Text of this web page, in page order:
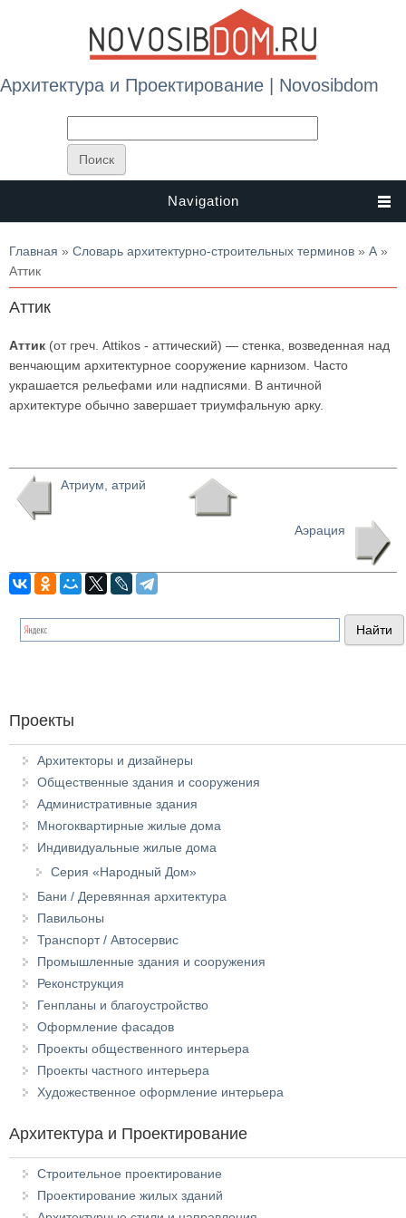
Архитектура и Проектирование | Novosibdom
Navigation
Вы здесь
Главная » Словарь архитектурно-строительных терминов » А »
Аттик
Аттик
Аттик (от греч. Attikos - аттический) — стенка, возведенная над
венчающим архитектурное сооружение карнизом. Часто
украшается рельефами или надписями. В античной
архитектуре обычно завершает триумфальную арку.
Атриум, атрий
Аэрация
Проекты
Архитекторы и дизайнеры
Общественные здания и сооружения
Административные здания
Многоквартирные жилые дома
Индивидуальные жилые дома
Серия «Народный Дом»
Бани / Деревянная архитектура
Павильоны
Транспорт / Автосервис
Промышленные здания и сооружения
Реконструкция
Генпланы и благоустройство
Оформление фасадов
Проекты общественного интерьера
Проекты частного интерьера
Художественное оформление интерьера
Архитектура и Проектирование
Строительное проектирование
Проектирование жилых зданий